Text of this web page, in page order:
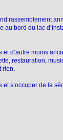
rassemblement
bord du lac
d’autre moins
restauration,
rien.
s’occuper de la